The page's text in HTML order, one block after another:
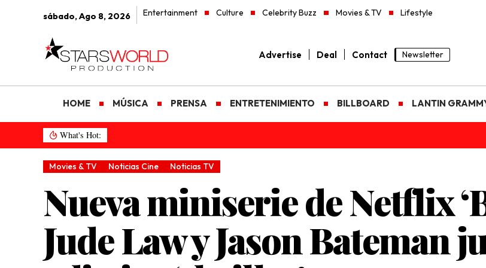
sábado, Ago 8, 2026 Entertainment Culture Celebrity Buzz Movies & TV Lifestyle
Advertise Deal Contact Newsletter
HOME MÚSICA PRENSA ENTRETENIMIENTO BILLBOARD LANTIN
What's Hot:
Movies & TV Noticias Cine Noticias TV
Nueva miniserie de Netflix
Jude Law y Jason Bateman